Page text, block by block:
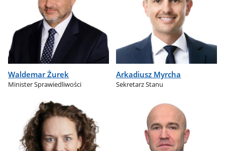
Waldemar Żurek
Minister Sprawiedliwości
Arkadiusz Myrcha
Sekretarz Stanu